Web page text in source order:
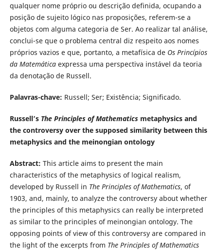
qualquer nome próprio ou descrição definida, ocupando a
posição de sujeito lógico nas proposições, referem-se a
objetos com alguma categoria de Ser. Ao realizar tal análise,
conclui-se que o problema central diz respeito aos nomes
próprios vazios e que, portanto, a metafísica de Os Princípios
da Matemáticaexpressa uma perspectiva instável da teoria
da denotação de Russell.
Palavras-chave: Russell; Ser; Existência; Significado.
Russell’s The Principles of Mathematicsmetaphysics and
the controversy over the supposed similarity between this
metaphysics and the meinongian ontology
Abstract: This article aims to present the main
characteristics of the metaphysics of logical realism,
developed by Russell in The Principles of Mathematics, of
1903, and, mainly, to analyze the controversy about whether
the principles of this metaphysics can really be interpreted
as similar to the principles of meinongian ontology. The
opposing points of view of this controversy are compared in
the light of the excerpts from The Principles of Mathematics